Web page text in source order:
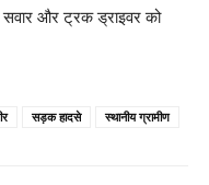
सवार और ट्रक ड्राइवर को
सड़क हादसे स्थानीय ग्रामीण